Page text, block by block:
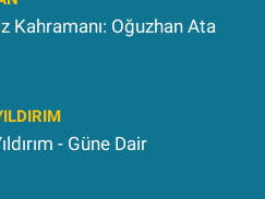
Kahramanı: Oğuzhan Ata
- Güne Dair